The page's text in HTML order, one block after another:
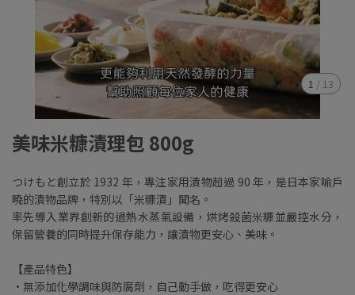
1 / 13
美味米糠漬理包 800g
つけもと創立於 1932 年，專注家用漬物超過 90 年，是日本家喻戶
曉的漬物品牌，特別以「米糠漬」聞名。
率先導入業界創新的過熱水蒸氣設備，烘烤殺菌米糠並嚴控水分，
保留營養的同時提升保存能力，讓漬物更安心、美味。
【產品特色】
•無添加化學調味與防腐劑，自己動手做，吃得更安心